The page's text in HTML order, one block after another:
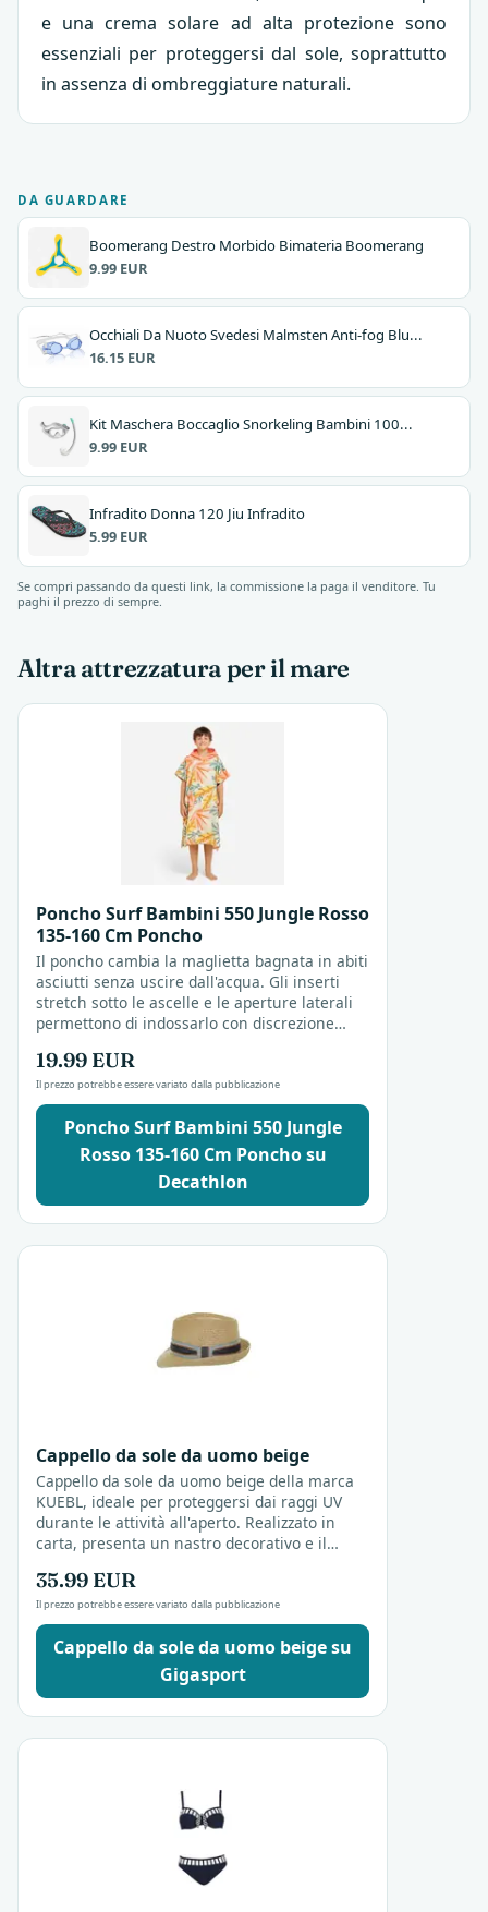
e una crema solare ad alta protezione sono
essenziali per proteggersi dal sole, soprattutto
in assenza di ombreggiature naturali.
DA GUARDARE
Boomerang Destro Morbido Bimateria Boomerang
9.99 EUR
Occhiali Da Nuoto Svedesi Malmsten Anti-fog Blu...
16.15 EUR
Kit Maschera Boccaglio Snorkeling Bambini 100...
9.99 EUR
Infradito Donna 120 Jiu Infradito
5.99 EUR
Se compri passando da questi link, la commissione la paga il venditore. Tu
paghi il prezzo di sempre.
Altra attrezzatura per il mare
Poncho Surf Bambini 550 Jungle Rosso
135-160 Cm Poncho
Il poncho cambia la maglietta bagnata in abiti
asciutti senza uscire dall'acqua. Gli inserti
stretch sotto le ascelle e le aperture laterali
permettono di indossarlo con discrezione
skimboard,...
19.99 EUR
Il prezzo potrebbe essere variato dalla pubblicazione
Poncho Surf Bambini 550 Jungle
Rosso 135-160 Cm Poncho su
Decathlon
Cappello da sole da uomo beige
Cappello da sole da uomo beige della marca
KUEBL, ideale per proteggersi dai raggi UV
durante le attività all'aperto. Realizzato in
carta, presenta un nastro decorativo e il
35.99 EUR
Il prezzo potrebbe essere variato dalla pubblicazione
Cappello da sole da uomo beige su
Gigasport